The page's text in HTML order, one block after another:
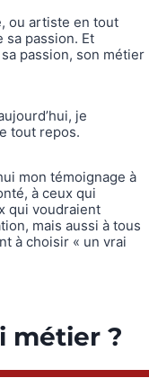
ou artiste en tout
passion. Et
passion, son métier
je
tout repos.
mon témoignage à
à ceux qui
qui voudraient
mais aussi à tous
à choisir « un vrai
métier ?